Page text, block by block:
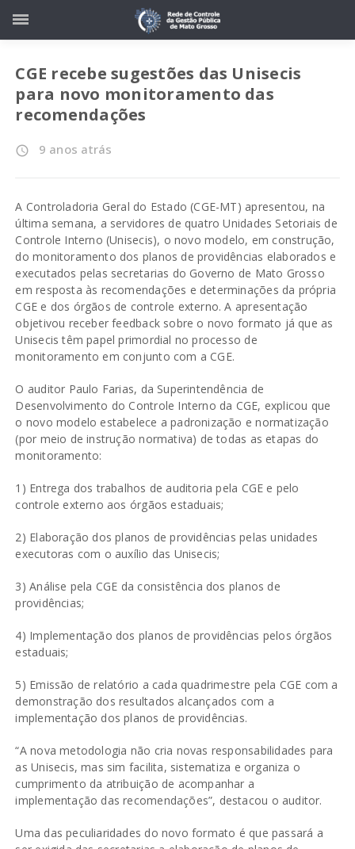
CGE recebe sugestões das Unisecis
para novo monitoramento das
recomendações
access_time 9 anos atrás
A Controladoria Geral do Estado (CGE-MT) apresentou, na
última semana, a servidores de quatro Unidades Setoriais de
Controle Interno (Unisecis), o novo modelo, em construção,
do monitoramento dos planos de providências elaborados e
executados pelas secretarias do Governo de Mato Grosso
em resposta às recomendações e determinações da própria
CGE e dos órgãos de controle externo. A apresentação
objetivou receber feedback sobre o novo formato já que as
Unisecis têm papel primordial no processo de
monitoramento em conjunto com a CGE.
O auditor Paulo Farias, da Superintendência de
Desenvolvimento do Controle Interno da CGE, explicou que
o novo modelo estabelece a padronização e normatização
(por meio de instrução normativa) de todas as etapas do
monitoramento:
1) Entrega dos trabalhos de auditoria pela CGE e pelo
controle externo aos órgãos estaduais;
2) Elaboração dos planos de providências pelas unidades
executoras com o auxílio das Unisecis;
3) Análise pela CGE da consistência dos planos de
providências;
4) Implementação dos planos de providências pelos órgãos
estaduais;
5) Emissão de relatório a cada quadrimestre pela CGE com a
demonstração dos resultados alcançados com a
implementação dos planos de providências.
“A nova metodologia não cria novas responsabilidades para
as Unisecis, mas sim facilita, sistematiza e organiza o
cumprimento da atribuição de acompanhar a
implementação das recomendações”, destacou o auditor.
Uma das peculiaridades do novo formato é que passará a